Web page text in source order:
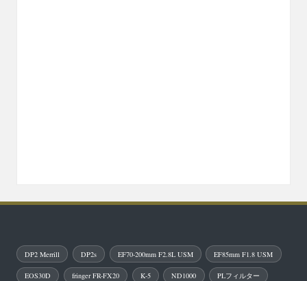
DP2 Merrill DP2s EF70-200mm F2.8L USM EF85mm F1.8 USM
EOS30D fringer FR-FX20 K-5 ND1000 PLフィルター